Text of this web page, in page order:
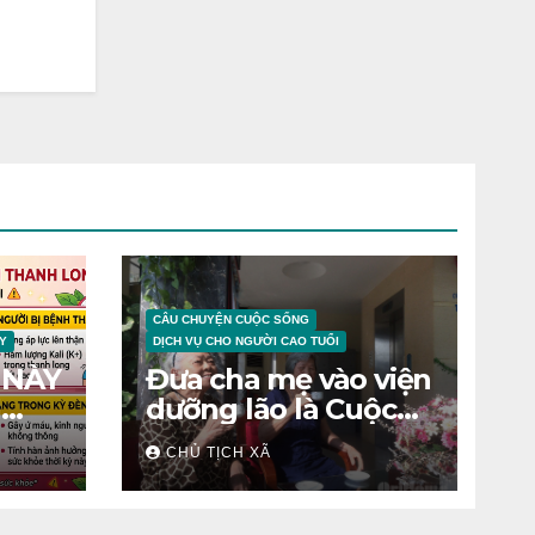
CÂU CHUYỆN CUỘC SỐNG
DỊCH VỤ CHO NGƯỜI CAO TUỔI
Đưa cha mẹ vào viện
dưỡng lão là Cuộc
chiến tâm lý
CHỦ TỊCH XÃ